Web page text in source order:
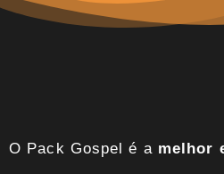
O Pack Gospel é a melhor